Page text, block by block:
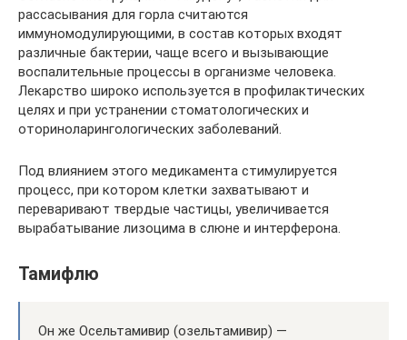
рассасывания для горла считаются
иммуномодулирующими, в состав которых входят
различные бактерии, чаще всего и вызывающие
воспалительные процессы в организме человека.
Лекарство широко используется в профилактических
целях и при устранении стоматологических и
оториноларингологических заболеваний.
Под влиянием этого медикамента стимулируется
процесс, при котором клетки захватывают и
переваривают твердые частицы, увеличивается
вырабатывание лизоцима в слюне и интерферона.
Тамифлю
Он же Осельтамивир (озельтамивир) —